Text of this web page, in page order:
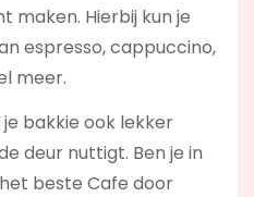
maken. Hierbij kun je
espresso, cappuccino,
meer.
bakkie ook lekker
deur nuttigt. Ben je in
beste Cafe door